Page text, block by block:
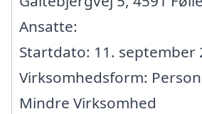
Ansatte:
Startdato: 11. september
Virksomhedsform:
Mindre Virksomhed